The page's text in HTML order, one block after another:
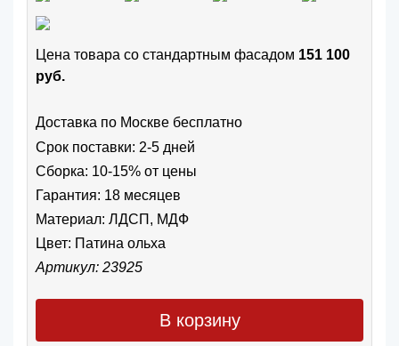
Цена товара cо стандартным фасадом 151 100
руб.
Доставка по Москве бесплатно
Срок поставки: 2-5 дней
Сборка: 10-15% от цены
Гарантия: 18 месяцев
Материал: ЛДСП, МДФ
Цвет: Патина ольха
Артикул: 23925
В корзину